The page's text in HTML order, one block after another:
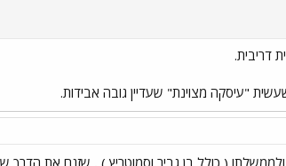
דריבית.
"עיסקה מצוינת" שעדיין גובה אבידות.
( כולל בן גביר וסמוטריץ ) , שזנח את